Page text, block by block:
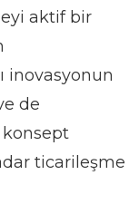
aktif bir
inovasyonun
de
konsept
ticarileşme